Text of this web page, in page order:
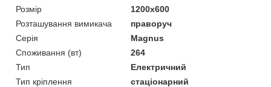
Розмір
1200x600
Розташування вимикача
праворуч
Серія
Magnus
Споживання (вт)
264
Тип
Електричний
Тип кріплення
стаціонарний